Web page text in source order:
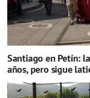
Santiago en Petín:
años, pero sigue